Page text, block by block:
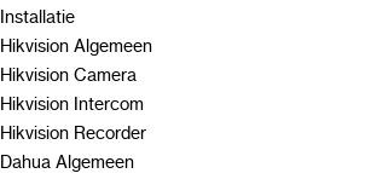
Installatie
Hikvision Algemeen
Hikvision Camera
Hikvision Intercom
Hikvision Recorder
Dahua Algemeen